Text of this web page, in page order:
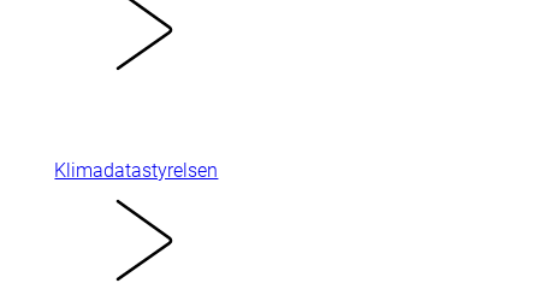
Klimadatastyrelsen